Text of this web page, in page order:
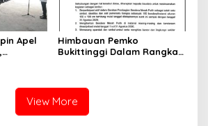
Apel
Himbauan Pemko
Bukittinggi Dalam Rangka
View More